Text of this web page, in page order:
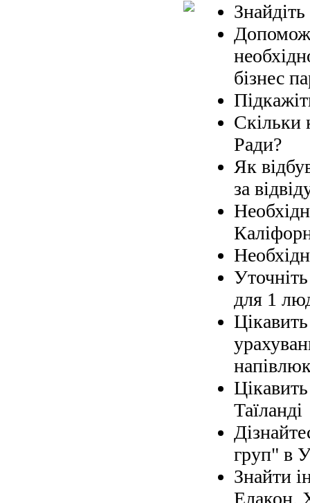
бізнес
Скільки
Ради?
Як
за
для 1
Таїланді
груп" в
Знайти
Елакон.